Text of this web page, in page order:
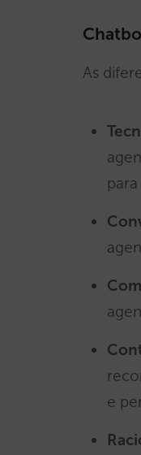
As
e